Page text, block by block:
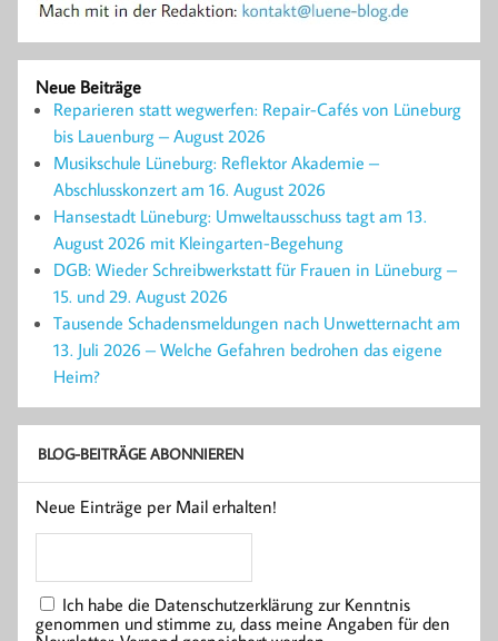
Neue Beiträge
Reparieren statt wegwerfen: Repair-Cafés von Lüneburg
bis Lauenburg – August 2026
Musikschule Lüneburg: Reflektor Akademie –
Abschlusskonzert am 16. August 2026
Hansestadt Lüneburg: Umweltausschuss tagt am 13.
August 2026 mit Kleingarten-Begehung
DGB: Wieder Schreibwerkstatt für Frauen in Lüneburg –
15. und 29. August 2026
Tausende Schadensmeldungen nach Unwetternacht am
13. Juli 2026 – Welche Gefahren bedrohen das eigene
Heim?
BLOG-BEITRÄGE ABONNIEREN
Neue Einträge per Mail erhalten!
Ich habe die Datenschutzerklärung zur Kenntnis
genommen und stimme zu, dass meine Angaben für den